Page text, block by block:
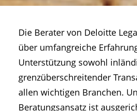
Die Berater von Deloitte
über umfangreiche
Unterstützung sowohl
grenzüberschreitender
allen wichtigen Branchen.
Beratungsansatz ist